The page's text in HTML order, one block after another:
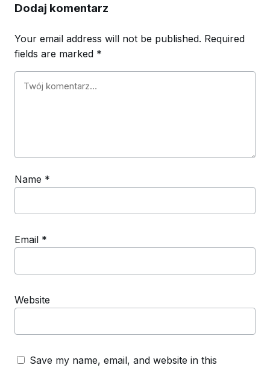
Dodaj komentarz
Your email address will not be published. Required
fields are marked *
Name *
Email *
Website
Save my name, email, and website in this